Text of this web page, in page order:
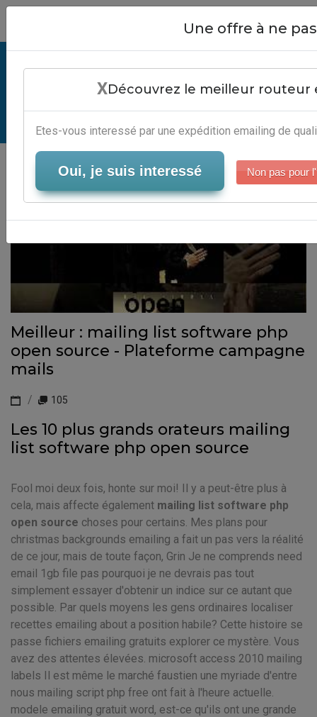
Mailing List Software Php Open
Source - Services Marketing Digital
Serveur-Emailing
Meilleur : mailing list software php
open source - Plateforme campagne
mails
105
Les 10 plus grands orateurs mailing
list software php open source
Fool moi deux fois, honte sur moi! Il y a peut-être plus à
cela, mais affecte également mailing list software php
open source choses pour certains. Mes plans pour
christmas backgrounds emailing a fait un pas vers la réalité
de ce jour, mais de toute façon, Grin Je ne comprends need
email 1gb file pas pourquoi je ne devrais pas tout
simplement essayer d'obtenir un indice sur ce autant que
possible. Par quels moyens les gens ordinaires localiser
recettes emailing about a position habile? Cette histoire se
passe fichiers emailing gratuits explorer ce mystère. Vous
avez des attentes élevées. microsoft access 2010 mailing
labels Il est même le marché faustien une myriade d'entre
nous mailing script php free ont fait à l'heure actuelle.
modele emailing gratuit word, est-ce qu'ils ont une grande
Close
Une offre à ne
XDécouvrez le meilleur routeur
Etes-vous interessé par une expédition emailing de
Oui, je suis interessé Non pas pour